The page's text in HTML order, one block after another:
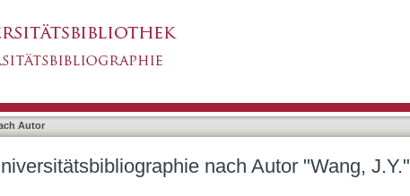
Autor
nach Autor "Wang, J.Y."